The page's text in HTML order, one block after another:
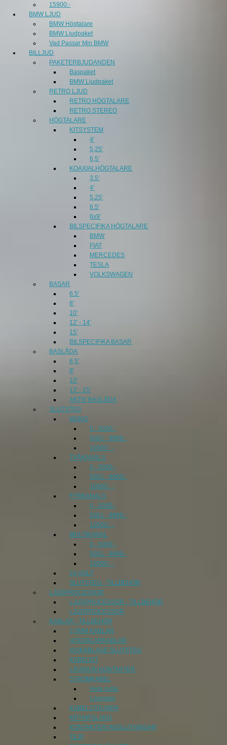
15900:-
BMW LJUD
BMW Högtalare
BMW Ljudpaket
Vad Passar Min BMW
BILLJUD
PAKETERBJUDANDEN
Baspaket
BMW Ljudpaket
RETRO LJUD
RETRO HÖGTALARE
RETRO STEREO
HÖGTALARE
KITSYSTEM
4'
5,25'
6,5'
KOAXIALHÖGTALARE
3.5'
4'
5.25'
6.5'
6x9'
BILSPECIFIKA HÖGTALARE
BMW
FIAT
MERCEDES
TESLA
VOLKSWAGEN
BASAR
6.5'
8'
10'
12' - 14'
15'
BILSPECIFIKA BASAR
BASLÅDA
6,5'
8'
10'
12' - 15'
AKTIV BASLÅDA
SLUTSTEG
MONO
0 - 5000:-
5001 - 9999:-
10000:- -
TVÅKANALS
0 - 5000:-
5001 - 9999:-
10000:- -
FYRKANALS
0 - 5000:-
5001 - 9999:-
10000:- -
MULTIKANAL
0 - 5000:-
5001 - 9999:-
10000:- -
24 VOLT
SLUTSTEG - TILLBEHÖR
LJUDPROCESSOR
LJUDPROCESSOR - TILLBEHÖR
LJUDPROCESSOR
KABLAR - TILLBEHÖR
3,5MM KABLAR
HÖGTALARKABLAR
ISOKABLAGE SLUTSTEG
KABELKIT
LÅGNIVÅ/ KONTAKTER
STRÖMKABEL
Hela rullar
Lösmeter
KABELSTRUMPA
KRYMPSLANG
KONTAKTER/ ANSLUTNINGAR
TEJP